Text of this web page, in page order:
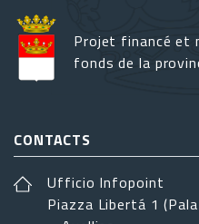
Projet financé et
fonds de la
CONTACTS
Ufficio Infopoint
Piazza Libertá 1